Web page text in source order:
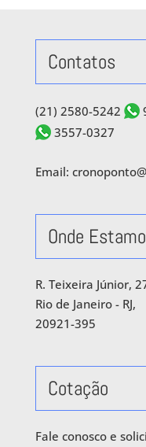
Contatos
(21) 2580-5242
3557-0327
Email:
Onde
R. Teixeira Júnior,
Rio de Janeiro - RJ,
20921-395
Cotação
Fale conosco e